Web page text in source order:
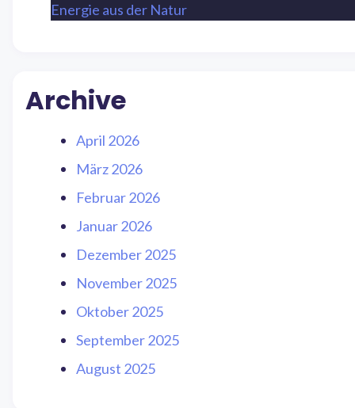
Energie aus der Natur
Archive
April 2026
März 2026
Februar 2026
Januar 2026
Dezember 2025
November 2025
Oktober 2025
September 2025
August 2025